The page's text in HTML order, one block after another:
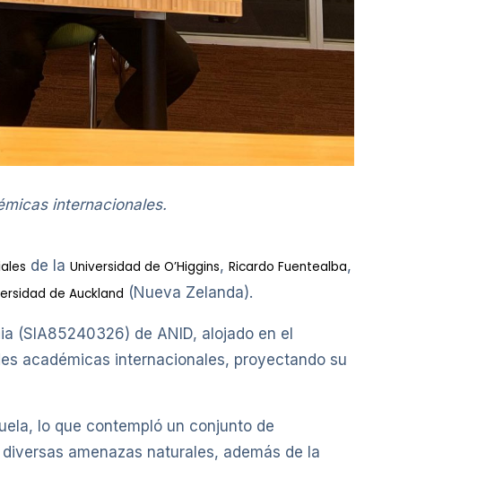
internacionales.
de la Universidad de O’Higgins, Ricardo Fuentealba,
de Auckland (Nueva Zelanda).
(SIA85240326) de ANID, alojado en el
académicas internacionales, proyectando su
lo que contempló un conjunto de
amenazas naturales, además de la